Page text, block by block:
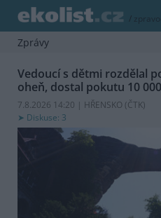
/
Zprávy
Vedoucí s dětmi rozdělal
oheň, dostal pokutu 10
7.8.2026 14:20 | HŘENSKO (ČTK)
Diskuse: 3